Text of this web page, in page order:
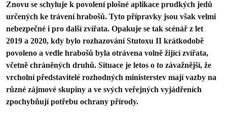
Znovu se schyluje k povolení plošné aplikace prudkých jedů
určených ke trávení hrabošů. Tyto přípravky jsou však velmi
nebezpečné i pro další zvířata. Opakuje se tak scénář z let
2019 a 2020, kdy bylo rozhazování Stutoxu II krátkodobě
povoleno a vedle hrabošů byla otrávena volně žijící zvířata,
včetně chráněných druhů. Situace je letos o to závažnější, že
vrcholní představitelé rozhodných ministerstev mají vazby na
různé zájmové skupiny a ve svých veřejných vyjádřeních
zpochybňují potřebu ochrany přírody.